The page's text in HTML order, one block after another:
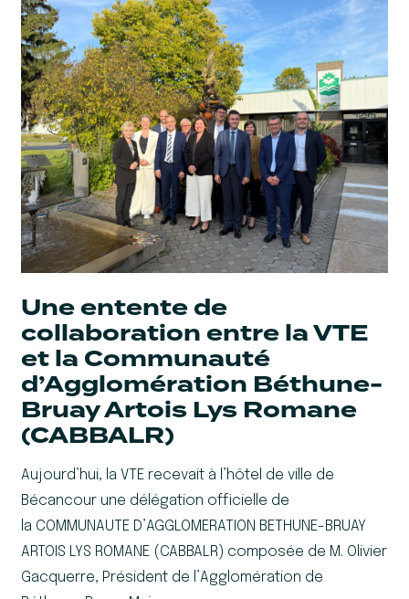
Une entente de
collaboration entre la VTE
et la Communauté
d’Agglomération Béthune-
Bruay Artois Lys Romane
(CABBALR)
Aujourd’hui, la VTE recevait à l’hôtel de ville de
Bécancour une délégation officielle de
la COMMUNAUTE D’AGGLOMERATION BETHUNE-BRUAY
ARTOIS LYS ROMANE (CABBALR) composée de M. Olivier
Gacquerre, Président de l’Agglomération de